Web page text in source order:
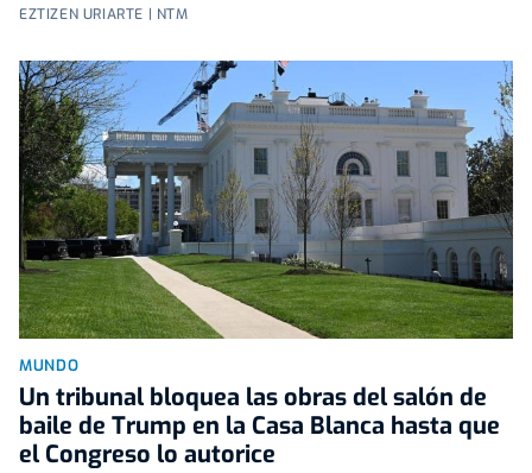
EZTIZEN URIARTE | NTM
MUNDO
Un tribunal bloquea las obras del salón de
baile de Trump en la Casa Blanca hasta que
el Congreso lo autorice